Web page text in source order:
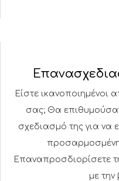
Είστε ικανοποιημένοι
σας; Θα
σχεδιασμό της για να
προσαρμοσμένη
Επαναπροσδιορίσετε
με την